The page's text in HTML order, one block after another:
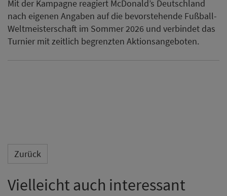
Mit der Kampagne reagiert McDonald’s Deutschland
nach eigenen Angaben auf die bevorstehende Fußball-
Weltmeisterschaft im Sommer 2026 und verbindet das
Turnier mit zeitlich begrenzten Aktionsangeboten.
Zurück
Vielleicht auch interessant